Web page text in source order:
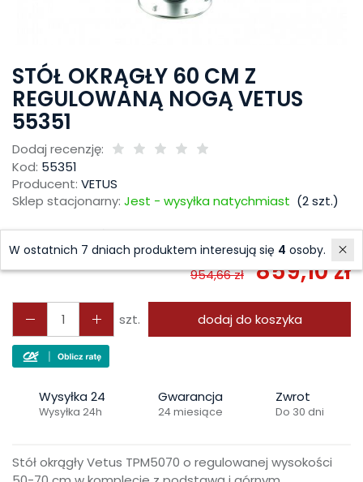
STÓŁ OKRĄGŁY 60 CM Z
REGULOWANĄ NOGĄ VETUS
55351
Dodaj recenzję:
Kod: 55351
Producent: VETUS
Sklep stacjonarny: Jest - wysyłka natychmiast (2szt.)
Historia ceny
954,66 zł 859,10 zł
szt. dodaj do koszyka
Wysyłka 24
Wysyłka 24h
Gwarancja
24 miesiące
Zwrot
Do 30 dni
Stół okrągły Vetus TPM5070 o regulowanej wysokości
W ostatnich 7 dniach produktem interesują się 4 osoby.